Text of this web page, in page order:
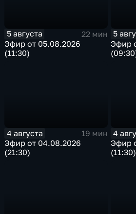
5 августа
22 мин
Эфир от 05.08.2026
(11:30)
5
Эфир
4 августа
19 мин
Эфир от 04.08.2026
(21:30)
4
Эфир
(11:30)